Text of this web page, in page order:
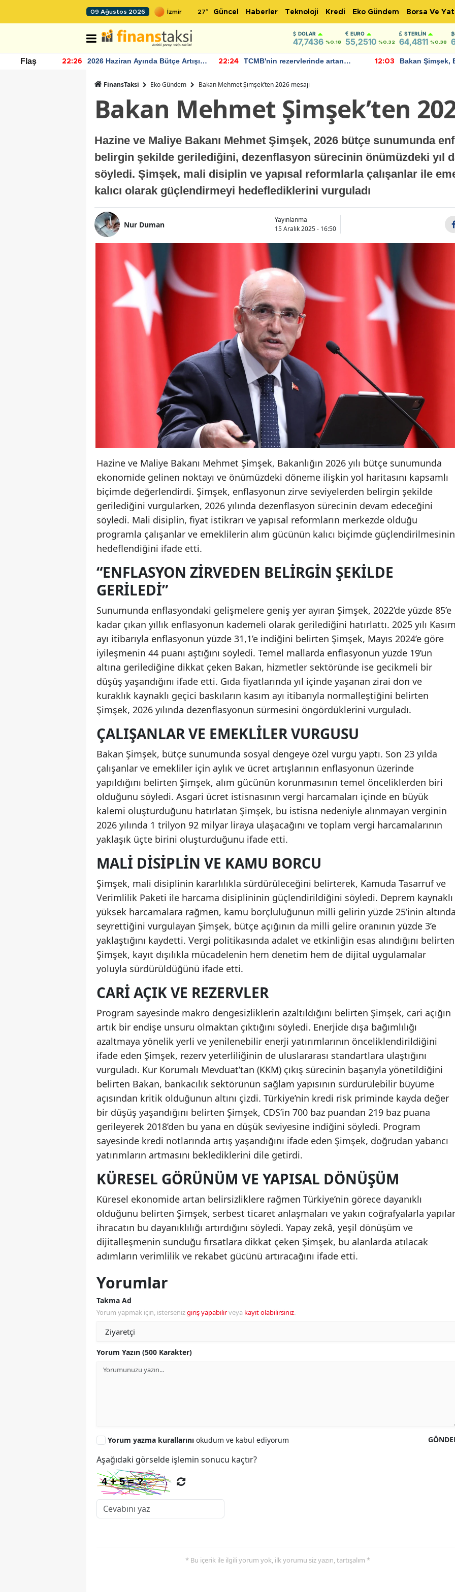
09 Ağustos 2026 27° Güncel Haberler Teknoloji Kredi Eko Gündem Borsa Ve
DOLAR
47,7436 %0.18
EURO
55,2510 %0.32
STERLIN
64,4811 %0.38
Flaş 22:26
2026 Haziran Ayında Bütçe Artışı
22:24
TCMB'nin rezervlerinde artan
12:03
Bakan Şimşek,
FinansTaksi Eko Gündem Bakan Mehmet Şimşek’ten 2026 mesajı
Bakan Mehmet Şimşek’ten
Hazine ve Maliye Bakanı Mehmet Şimşek, 2026 bütçe sunumunda
belirgin şekilde gerilediğini, dezenflasyon sürecinin önümüzdeki yıl
söyledi. Şimşek, mali disiplin ve yapısal reformlarla çalışanlar ile
kalıcı olarak güçlendirmeyi hedeflediklerini vurguladı
Nur Duman
Yayınlanma
15 Aralık 2025 - 16:50
Hazine ve Maliye Bakanı Mehmet Şimşek, Bakanlığın 2026 yılı bütçe sunumunda
ekonomide gelinen noktayı ve önümüzdeki döneme ilişkin yol haritasını kapsamlı
biçimde değerlendirdi. Şimşek, enflasyonun zirve seviyelerden belirgin şekilde
gerilediğini vurgularken, 2026 yılında dezenflasyon sürecinin devam edeceğini
söyledi. Mali disiplin, fiyat istikrarı ve yapısal reformların merkezde olduğu
programla çalışanlar ve emeklilerin alım gücünün kalıcı biçimde güçlendirilmesinin
hedeflendiğini ifade etti.
“ENFLASYON ZIRVEDEN BELIRGIN ŞEKILDE
GERILEDI”
Sunumunda enflasyondaki gelişmelere geniş yer ayıran Şimşek, 2022’de yüzde 85’e
kadar çıkan yıllık enflasyonun kademeli olarak gerilediğini hatırlattı. 2025 yılı
ayı itibarıyla enflasyonun yüzde 31,1’e indiğini belirten Şimşek, Mayıs 2024’e göre
iyileşmenin 44 puanı aştığını söyledi. Temel mallarda enflasyonun yüzde 19’un
altına gerilediğine dikkat çeken Bakan, hizmetler sektöründe ise gecikmeli bir
düşüş yaşandığını ifade etti. Gıda fiyatlarında yıl içinde yaşanan zirai don ve
kuraklık kaynaklı geçici baskıların kasım ayı itibarıyla normalleştiğini belirten
Şimşek, 2026 yılında dezenflasyonun sürmesini öngördüklerini vurguladı.
ÇALIŞANLAR VE EMEKLILER VURGUSU
Bakan Şimşek, bütçe sunumunda sosyal dengeye özel vurgu yaptı. Son 23 yılda
çalışanlar ve emekliler için aylık ve ücret artışlarının enflasyonun üzerinde
yapıldığını belirten Şimşek, alım gücünün korunmasının temel önceliklerden biri
olduğunu söyledi. Asgari ücret istisnasının vergi harcamaları içinde en büyük
kalemi oluşturduğunu hatırlatan Şimşek, bu istisna nedeniyle alınmayan verginin
2026 yılında 1 trilyon 92 milyar liraya ulaşacağını ve toplam vergi harcamalarının
yaklaşık üçte birini oluşturduğunu ifade etti.
MALI DISIPLIN VE KAMU BORCU
Şimşek, mali disiplinin kararlılıkla sürdürüleceğini belirterek, Kamuda Tasarruf ve
Verimlilik Paketi ile harcama disiplininin güçlendirildiğini söyledi. Deprem kaynaklı
yüksek harcamalara rağmen, kamu borçluluğunun milli gelirin yüzde 25’inin
seyrettiğini vurgulayan Şimşek, bütçe açığının da milli gelire oranının yüzde 3’e
yaklaştığını kaydetti. Vergi politikasında adalet ve etkinliğin esas alındığını belirten
Şimşek, kayıt dışılıkla mücadelenin hem denetim hem de dijital uygulamalar
yoluyla sürdürüldüğünü ifade etti.
CARI AÇIK VE REZERVLER
Program sayesinde makro dengesizliklerin azaltıldığını belirten Şimşek, cari açığın
artık bir endişe unsuru olmaktan çıktığını söyledi. Enerjide dışa bağımlılığı
azaltmaya yönelik yerli ve yenilenebilir enerji yatırımlarının önceliklendirildiğini
ifade eden Şimşek, rezerv yeterliliğinin de uluslararası standartlara ulaştığını
vurguladı. Kur Korumalı Mevduat’tan (KKM) çıkış sürecinin başarıyla yönetildiğini
belirten Bakan, bankacılık sektörünün sağlam yapısının sürdürülebilir büyüme
açısından kritik olduğunun altını çizdi. Türkiye’nin kredi risk priminde kayda değer
bir düşüş yaşandığını belirten Şimşek, CDS’in 700 baz puandan 219 baz puana
gerileyerek 2018’den bu yana en düşük seviyesine indiğini söyledi. Program
sayesinde kredi notlarında artış yaşandığını ifade eden Şimşek, doğrudan yabancı
yatırımların artmasını beklediklerini dile getirdi.
KÜRESEL GÖRÜNÜM VE YAPISAL DÖNÜŞÜM
Küresel ekonomide artan belirsizliklere rağmen Türkiye’nin görece dayanıklı
olduğunu belirten Şimşek, serbest ticaret anlaşmaları ve yakın coğrafyalarla
ihracatın bu dayanıklılığı artırdığını söyledi. Yapay zekâ, yeşil dönüşüm ve
dijitalleşmenin sunduğu fırsatlara dikkat çeken Şimşek, bu alanlarda atılacak
adımların verimlilik ve rekabet gücünü artıracağını ifade etti.
Yorumlar
Takma Ad
Yorum yapmak için, istersenizgiriş yapabilirveya kayıt olabilirsiniz.
Yorum Yazın (500 Karakter)
Yorum yazma kurallarını okudum ve kabul ediyorum
Aşağıdaki görselde işlemin sonucu kaçtır?
* Bu içerik ile ilgili yorum yok, ilk yorumu siz yazın, tartışalım *